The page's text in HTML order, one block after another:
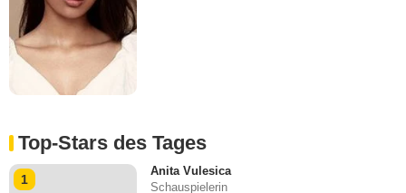
Top-Stars des Tages
1
Anita Vulesica
Schauspielerin